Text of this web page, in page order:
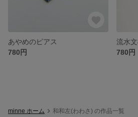
あやめのピアス
780円
流水
780円
minne ホーム 和和左(わわさ) の作品一覧